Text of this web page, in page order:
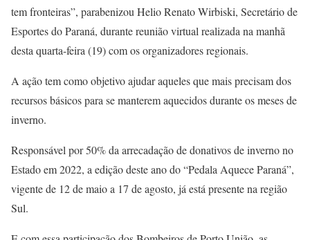
tem fronteiras”, parabenizou Helio Renato Wirbiski, Secretário de
Esportes do Paraná, durante reunião virtual realizada na manhã
desta quarta-feira (19) com os organizadores regionais.
A ação tem como objetivo ajudar aqueles que mais precisam dos
recursos básicos para se manterem aquecidos durante os meses de
inverno.
Responsável por 50% da arrecadação de donativos de inverno no
Estado em 2022, a edição deste ano do “Pedala Aquece Paraná”,
vigente de 12 de maio a 17 de agosto, já está presente na região
Sul.